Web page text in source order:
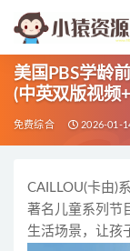
美国PBS学龄
(中英双版视频
免费综合 2026-01-
CAILLOU(卡由)
著名儿童系列节
生活场景，让孩